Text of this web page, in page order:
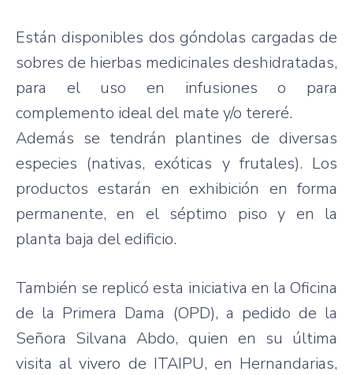
Están disponibles dos góndolas cargadas de
sobres de hierbas medicinales deshidratadas,
para el uso en infusiones o para
complemento ideal del mate y/o tereré.
Además se tendrán plantines de diversas
especies (nativas, exóticas y frutales). Los
productos estarán en exhibición en forma
permanente, en el séptimo piso y en la
planta baja del edificio.
También se replicó esta iniciativa en la Oficina
de la Primera Dama (OPD), a pedido de la
Señora Silvana Abdo, quien en su última
visita al vivero de ITAIPU, en Hernandarias,